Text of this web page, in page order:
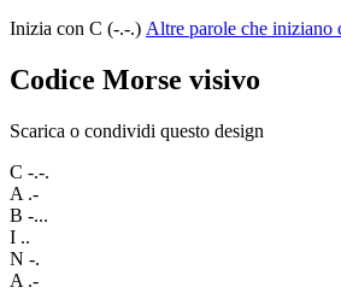
Inizia con C (-.-.) Altre parole che iniziano
Codice Morse visivo
Scarica o condividi questo design
C -.-.
A .-
B -...
I ..
N -.
A .-